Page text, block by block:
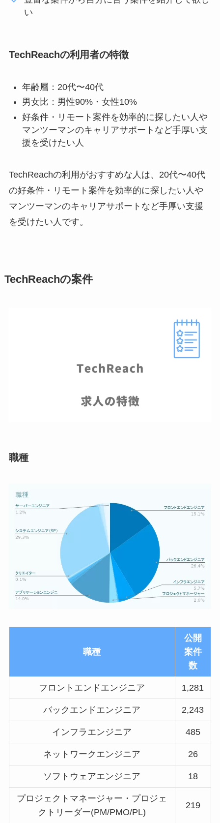
い
TechReachの利用者の特徴
年齢層：20代〜40代
男女比：男性90%・女性10%
好条件・リモート案件を効率的に探したい人や
マンツーマンのキャリアサポートなど手厚い支
援を受けたい人
TechReachの利用がおすすめな人は、20代〜40代
の好条件・リモート案件を効率的に探したい人や
マンツーマンのキャリアサポートなど手厚い支援
を受けたい人です。
TechReachの案件
職種
職種
公開
案件
数
フロントエンドエンジニア 1,281
バックエンドエンジニア 2,243
インフラエンジニア 485
ネットワークエンジニア 26
ソフトウェアエンジニア 18
プロジェクトマネージャー・プロジェ
クトリーダー(PM/PMO/PL)
219